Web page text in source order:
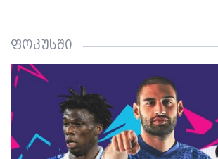
ფოკუსში